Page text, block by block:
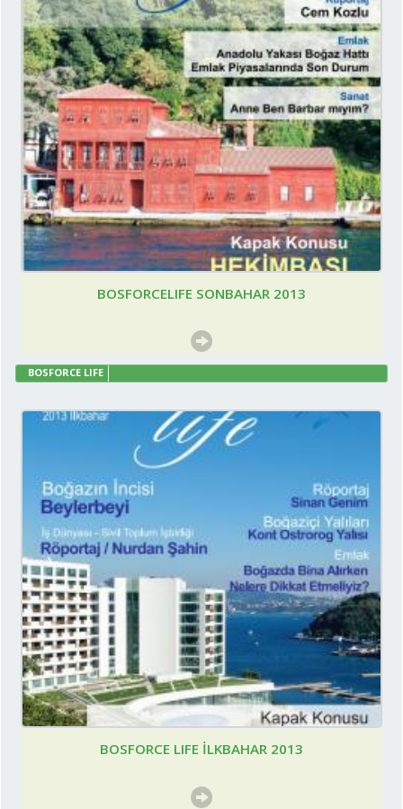
BOSFORCELIFE SONBAHAR 2013
BOSFORCE LIFE
BOSFORCE LIFE İLKBAHAR 2013